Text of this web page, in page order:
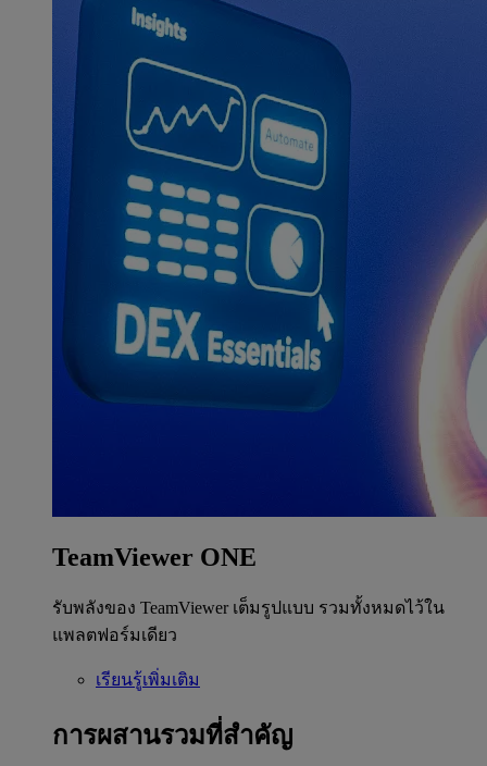
TeamViewer ONE
รับพลังของ TeamViewer เต็มรูปแบบ รวมทั้งหมดไว้ใน
แพลตฟอร์มเดียว
เรียนรู้เพิ่มเติม
การผสานรวมที่สำคัญ